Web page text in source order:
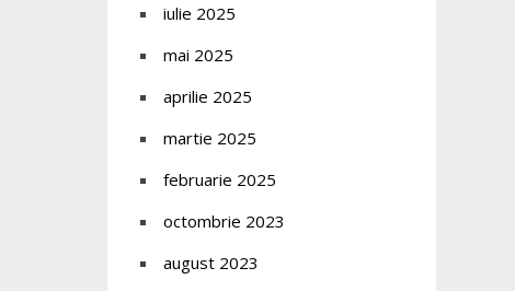
iulie 2025
mai 2025
aprilie 2025
martie 2025
februarie 2025
octombrie 2023
august 2023